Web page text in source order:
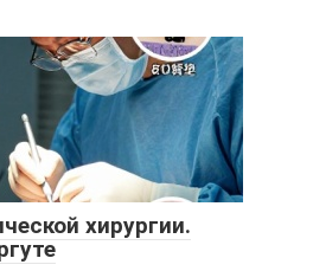
хирургии.